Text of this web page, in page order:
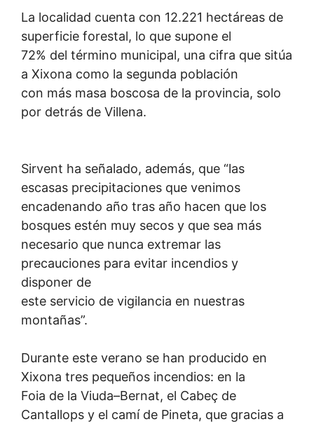
La localidad cuenta con 12.221 hectáreas de
superficie forestal, lo que supone el
72% del término municipal, una cifra que sitúa
a Xixona como la segunda población
con más masa boscosa de la provincia, solo
por detrás de Villena.
Sirvent ha señalado, además, que “las
escasas precipitaciones que venimos
encadenando año tras año hacen que los
bosques estén muy secos y que sea más
necesario que nunca extremar las
precauciones para evitar incendios y
disponer de
este servicio de vigilancia en nuestras
montañas”.
Durante este verano se han producido en
Xixona tres pequeños incendios: en la
Foia de la Viuda–Bernat, el Cabeç de
Cantallops y el camí de Pineta, que gracias a